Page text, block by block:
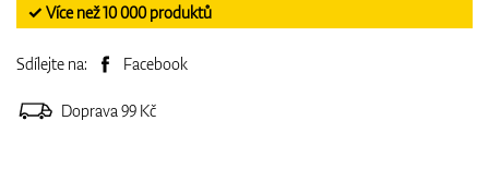
✓ Více než 10 000 produktů
Sdílejte na: Facebook
Doprava 99 Kč